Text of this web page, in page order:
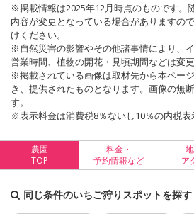
※掲載情報は2025年12月時点のものです。
内容が変更となっている場合がありますの
けください。
※自然災害の影響やその他諸事情により、
営業時間、植物の開花・見頃期間などは変
※掲載されている画像は取材先から本ペー
き、提供されたものとなります。画像の無
す。
※表示料金は消費税8％ないし10％の内税表
農園
TOP
料金・
予約情報など
ア
同じ条件のいちご狩りスポットを探す